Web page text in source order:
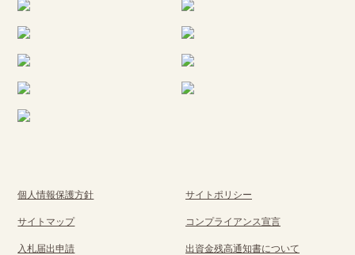
個人情報保護方針 サイトポリシー
サイトマップ コンプライアンス宣言
入札届出申請 出資金残高通知書について